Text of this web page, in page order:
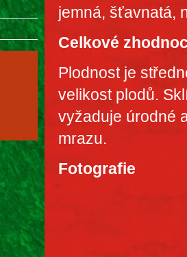
jemná, šťavnatá,
Celkové
Plodnost je
velikost plodů.
vyžaduje úrodné
mrazu.
Fotografie